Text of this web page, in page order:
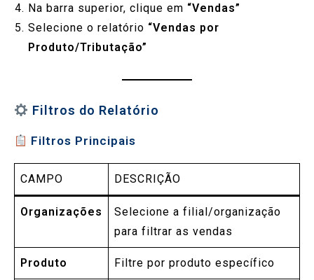
Na barra superior, clique em “Vendas”
Selecione o relatório “Vendas por
Produto/Tributação”
Filtros do Relatório
Filtros Principais
CAMPO DESCRIÇÃO
Organizações
Selecione a filial/organização
para filtrar as vendas
Produto Filtre por produto específico